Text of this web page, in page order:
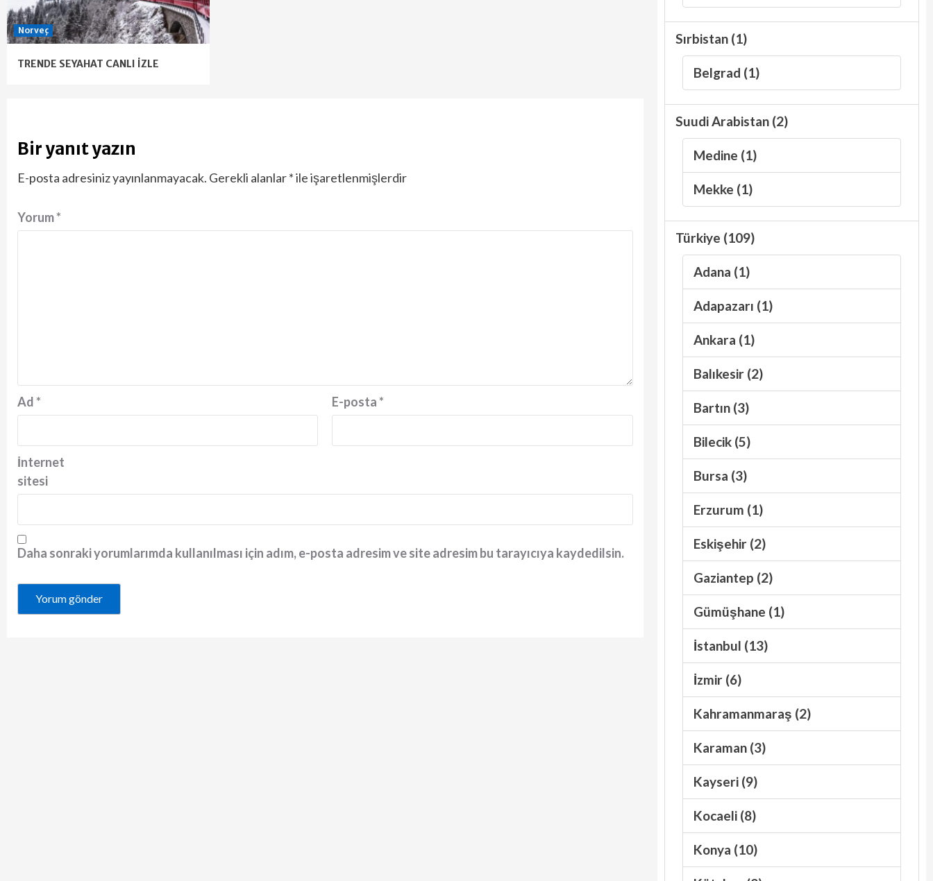
Norveç
TRENDE SEYAHAT CANLI İZLE
Bir yanıt yazın
E-posta adresiniz yayınlanmayacak. Gerekli alanlar*ile işaretlenmişlerdir
Yorum*
Ad* E-posta*
İnternet
sitesi
Daha sonraki yorumlarımda kullanılması için adım, e-posta adresim ve site adresim bu tarayıcıya kaydedilsin.
Sırbistan (1)
Belgrad (1)
Suudi Arabistan (2)
Medine (1)
Mekke (1)
Türkiye (109)
Adana (1)
Adapazarı (1)
Ankara (1)
Balıkesir (2)
Bartın (3)
Bilecik (5)
Bursa (3)
Erzurum (1)
Eskişehir (2)
Gaziantep (2)
Gümüşhane (1)
İstanbul (13)
İzmir (6)
Kahramanmaraş (2)
Karaman (3)
Kayseri (9)
Kocaeli (8)
Konya (10)